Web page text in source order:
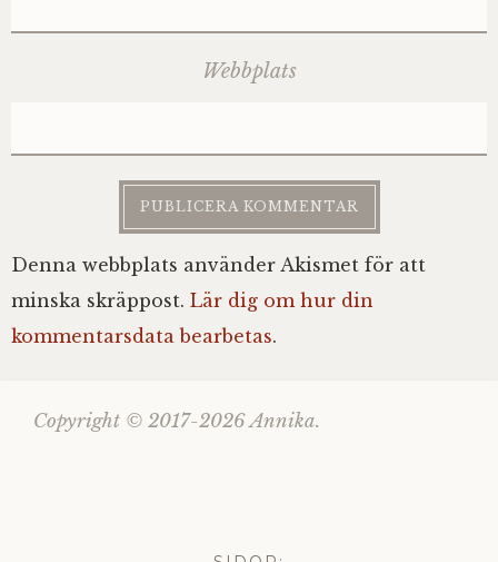
Webbplats
Denna webbplats använder Akismet för att
minska skräppost. Lär dig om hur din
kommentarsdata bearbetas.
Copyright © 2017-2026 Annika.